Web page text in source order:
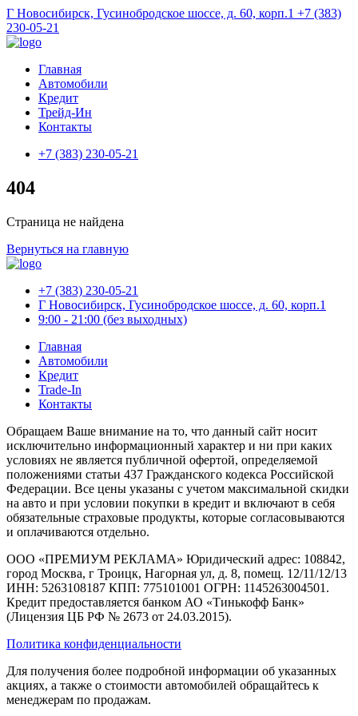
Г Новосибирск, Гусинобродское шоссе, д. 60, корп.1 +7 (383)
230-05-21
Главная
Автомобили
Кредит
Трейд-Ин
Контакты
+7 (383) 230-05-21
404
Страница не найдена
Вернуться на главную
+7 (383) 230-05-21
Г Новосибирск, Гусинобродское шоссе, д. 60, корп.1
9:00 - 21:00 (без выходных)
Главная
Автомобили
Кредит
Trade-In
Контакты
Обращаем Ваше внимание на то, что данный сайт носит
исключительно информационный характер и ни при каких
условиях не является публичной офертой, определяемой
положениями статьи 437 Гражданского кодекса Российской
Федерации. Все цены указаны с учетом максимальной скидки
на авто и при условии покупки в кредит и включают в себя
обязательные страховые продукты, которые согласовываются
и оплачиваются отдельно.
ООО «ПРЕМИУМ РЕКЛАМА» Юридический адрес: 108842,
город Москва, г Троицк, Нагорная ул, д. 8, помещ. 12/11/12/13
ИНН: 5263108187 КПП: 775101001 ОГРН: 1145263004501.
Кредит предоставляется банком АО «Тинькофф Банк»
(Лицензия ЦБ РФ № 2673 от 24.03.2015).
Политика конфиденциальности
Для получения более подробной информации об указанных
акциях, а также о стоимости автомобилей обращайтесь к
менеджерам по продажам.